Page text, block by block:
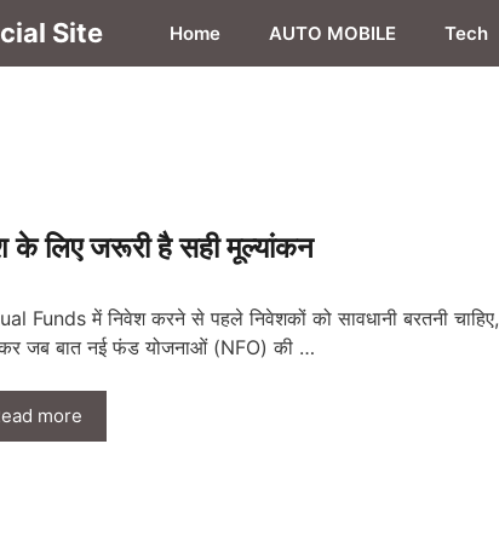
Site Home AUTO MOBILE Tech
लिए जरूरी है सही मूल्यांकन
Funds में निवेश करने से पहले निवेशकों को सावधानी बरतनी चाहिए,
जब बात नई फंड योजनाओं (NFO) की …
more